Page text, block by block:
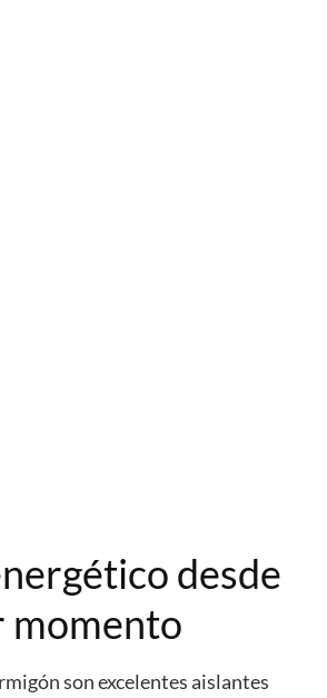
desde
momento
son excelentes aislantes